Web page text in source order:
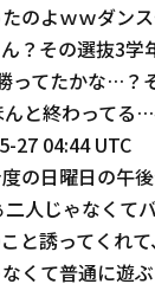
のよｗｗダン
？その選抜3学
ってたかな…？
んと終わってる
27 04:44 UTC
の日曜日の午
人じゃなくて
と誘ってくれ
くて普通に遊